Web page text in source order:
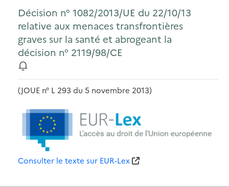
Décision n° 1082/2013/UE du 22/10/13
relative aux menaces transfrontières
graves sur la santé et abrogeant la
décision n° 2119/98/CE
(JOUE n° L 293 du 5 novembre 2013)
Consulter le texte sur EUR-Lex